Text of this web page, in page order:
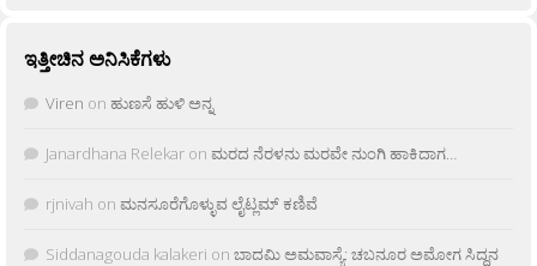
ಇತ್ತೀಚಿನ ಅನಿಸಿಕೆಗಳು
Viren on ಹುಣಸೆ ಹುಳಿ ಅನ್ನ
Janardhana Relekar on ಮರದ ನೆರಳನು ಮರವೇ ನುಂಗಿ ಹಾಕಿದಾಗ…
rjnivah on ಮನಸೂರೆಗೊಳ್ಳುವ ಲೈಟ್ಲಮ್ ಕಣಿವೆ
Siddanagouda kalakeri on ಬಾದಮಿ ಅಮವಾಸ್ಯೆ: ಚಬನೂರ ಅಮೋಗ ಸಿದ್ದನ